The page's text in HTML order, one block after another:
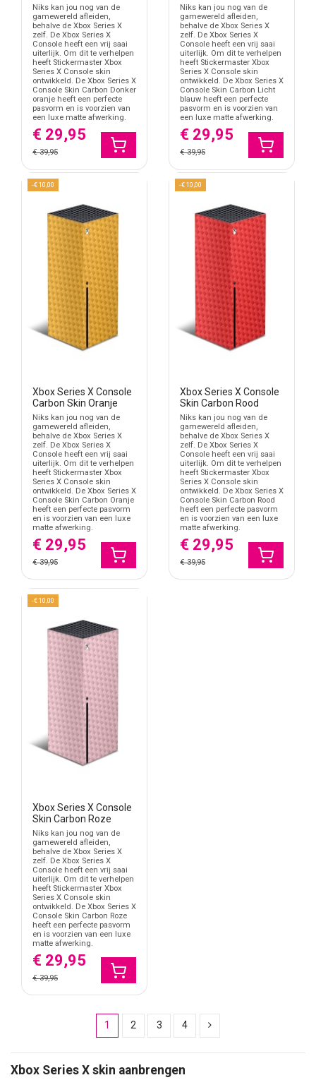
Niks kan jou nog van de
gamewereld afleiden,
behalve de Xbox Series X
zelf. De Xbox Series X
Console heeft een vrij saai
uiterlijk. Om dit te verhelpen
heeft Stickermaster Xbox
Series X Console skin
ontwikkeld. De Xbox Series X
Console Skin Carbon Donker
oranje heeft een perfecte
pasvorm en is voorzien van
een luxe matte afwerking.
€ 29,95
€ 39,95
Niks kan jou nog van de
gamewereld afleiden,
behalve de Xbox Series X
zelf. De Xbox Series X
Console heeft een vrij saai
uiterlijk. Om dit te verhelpen
heeft Stickermaster Xbox
Series X Console skin
ontwikkeld. De Xbox Series X
Console Skin Carbon Licht
blauw heeft een perfecte
pasvorm en is voorzien van
een luxe matte afwerking.
€ 29,95
€ 39,95
-€ 10,00
Xbox Series X Console
Carbon Skin Oranje
Niks kan jou nog van de
gamewereld afleiden,
behalve de Xbox Series X
zelf. De Xbox Series X
Console heeft een vrij saai
uiterlijk. Om dit te verhelpen
heeft Stickermaster Xbox
Series X Console skin
ontwikkeld. De Xbox Series X
Console Skin Carbon Oranje
heeft een perfecte pasvorm
en is voorzien van een luxe
matte afwerking.
€ 29,95
€ 39,95
-€ 10,00
Xbox Series X Console
Skin Carbon Rood
Niks kan jou nog van de
gamewereld afleiden,
behalve de Xbox Series X
zelf. De Xbox Series X
Console heeft een vrij saai
uiterlijk. Om dit te verhelpen
heeft Stickermaster Xbox
Series X Console skin
ontwikkeld. De Xbox Series X
Console Skin Carbon Rood
heeft een perfecte pasvorm
en is voorzien van een luxe
matte afwerking.
€ 29,95
€ 39,95
-€ 10,00
Xbox Series X Console
Skin Carbon Roze
Niks kan jou nog van de
gamewereld afleiden,
behalve de Xbox Series X
zelf. De Xbox Series X
Console heeft een vrij saai
uiterlijk. Om dit te verhelpen
heeft Stickermaster Xbox
Series X Console skin
ontwikkeld. De Xbox Series X
Console Skin Carbon Roze
heeft een perfecte pasvorm
en is voorzien van een luxe
matte afwerking.
€ 29,95
€ 39,95
1 2 3 4
Xbox Series X skin aanbrengen